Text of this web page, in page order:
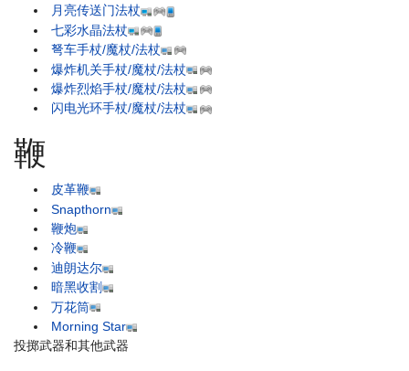
月亮传送门法杖
七彩水晶法杖
弩车手杖/魔杖/法杖
爆炸机关手杖/魔杖/法杖
爆炸烈焰手杖/魔杖/法杖
闪电光环手杖/魔杖/法杖
鞭
皮革鞭
Snapthorn
鞭炮
冷鞭
迪朗达尔
暗黑收割
万花筒
Morning Star
投掷武器和其他武器